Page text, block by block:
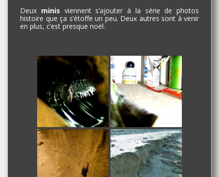
Deux minis viennent s’ajouter à la série de photos
histoire que ça s’étoffe un peu. Deux autres sont à venir
en plus, c’est presque noël.